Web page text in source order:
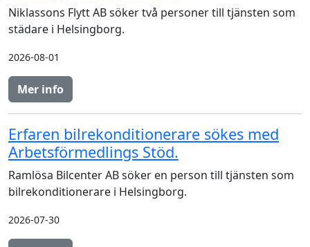
Niklassons Flytt AB söker två personer till tjänsten som
städare i Helsingborg.
2026-08-01
Mer info
Erfaren bilrekonditionerare sökes med
Arbetsförmedlings Stöd.
Ramlösa Bilcenter AB söker en person till tjänsten som
bilrekonditionerare i Helsingborg.
2026-07-30